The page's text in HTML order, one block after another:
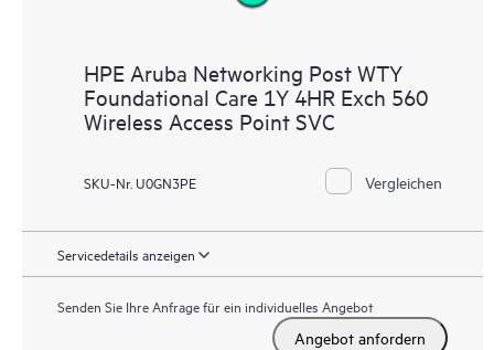
HPE Aruba Networking Post WTY
Foundational Care 1Y 4HR Exch 560
Wireless Access Point SVC
SKU-Nr. U0GN3PE Vergleichen
Servicedetails anzeigen
Senden Sie Ihre Anfrage für ein individuelles Angebot
Angebot anfordern